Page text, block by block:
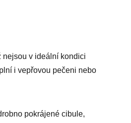
nejsou v ideální kondici
i vepřovou pečeni nebo
pokrájené cibule,